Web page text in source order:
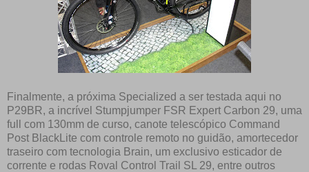
Finalmente, a próxima Specialized a ser testada aqui no
P29BR, a incrível Stumpjumper FSR Expert Carbon 29, uma
full com 130mm de curso, canote telescópico Command
Post BlackLite com controle remoto no guidão, amortecedor
traseiro com tecnologia Brain, um exclusivo esticador de
corrente e rodas Roval Control Trail SL 29, entre outros